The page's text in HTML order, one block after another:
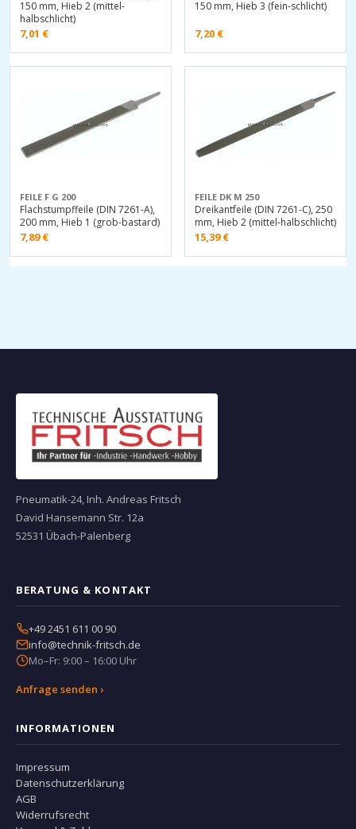
150 mm, Hieb 2 (mittel-
halbschlicht)
7,01 €
150 mm, Hieb 3 (fein-schlicht)
7,20 €
FEILE F G 200
Flachstumpffeile (DIN 7261-A),
200 mm, Hieb 1 (grob-bastard)
7,89€
FEILE DK M 250
Dreikantfeile (DIN 7261-C), 250
mm, Hieb 2 (mittel-halbschlicht)
15,39€
Pneumatik-24, Inh. Andreas Fritsch
David Hansemann Str. 12a
52531 Übach-Palenberg
BERATUNG & KONTAKT
+49 2451 611 00 90
info@technik-fritsch.de
Mo–Fr: 9:00 – 16:00 Uhr
Anfrage senden ›
INFORMATIONEN
Impressum
Datenschutzerklärung
AGB
Widerrufsrecht